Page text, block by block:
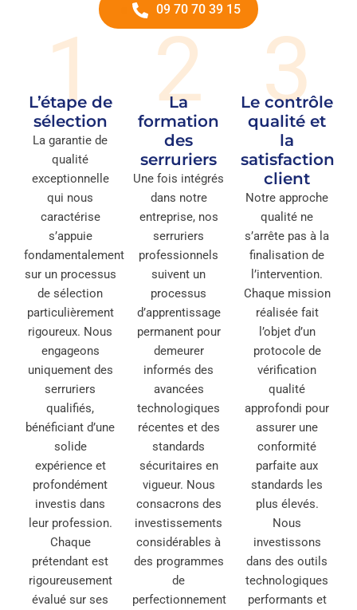
09 70 70 39 15
1
L’étape de
sélection
La garantie de
qualité
exceptionnelle
qui nous
caractérise
s’appuie
fondamentalement
sur un processus
de sélection
particulièrement
rigoureux. Nous
engageons
uniquement des
serruriers
qualifiés,
bénéficiant d’une
solide
expérience et
profondément
investis dans
leur profession.
Chaque
prétendant est
rigoureusement
évalué sur ses
2
La
formation
des
serruriers
Une fois intégrés
dans notre
entreprise, nos
serruriers
professionnels
suivent un
processus
d’apprentissage
permanent pour
demeurer
informés des
avancées
technologiques
récentes et des
standards
sécuritaires en
vigueur. Nous
consacrons des
investissements
considérables à
des programmes
de
perfectionnement
3
Le contrôle
qualité et
la
satisfaction
client
Notre approche
qualité ne
s’arrête pas à la
finalisation de
l’intervention.
Chaque mission
réalisée fait
l’objet d’un
protocole de
vérification
qualité
approfondi pour
assurer une
conformité
parfaite aux
standards les
plus élevés.
Nous
investissons
dans des outils
technologiques
performants et